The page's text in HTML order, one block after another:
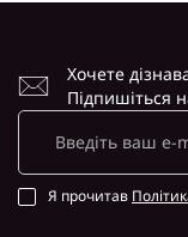
Хочете
Підпишіться
Я прочитав